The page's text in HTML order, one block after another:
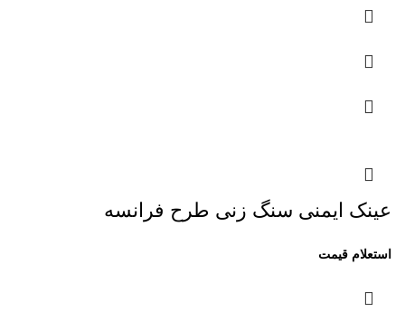
عینک ایمنی سنگ زنی طرح فرانسه